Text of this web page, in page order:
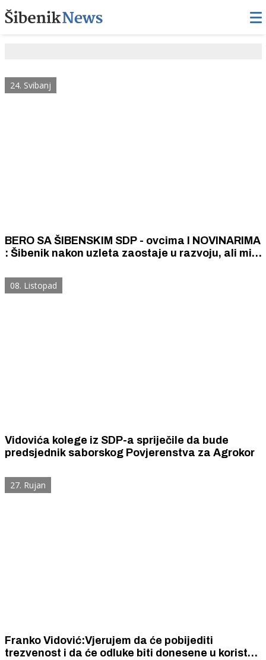
24. Svibanj
BERO SA ŠIBENSKIM SDP - ovcima I NOVINARIMA
: Šibenik nakon uzleta zaostaje u razvoju, ali mi
korupciju
08. Listopad
Vidovića kolege iz SDP-a spriječile da bude
predsjednik saborskog Povjerenstva za Agrokor
27. Rujan
Franko Vidović:Vjerujem da će pobijediti
trezvenost i da će odluke biti donesene u korist